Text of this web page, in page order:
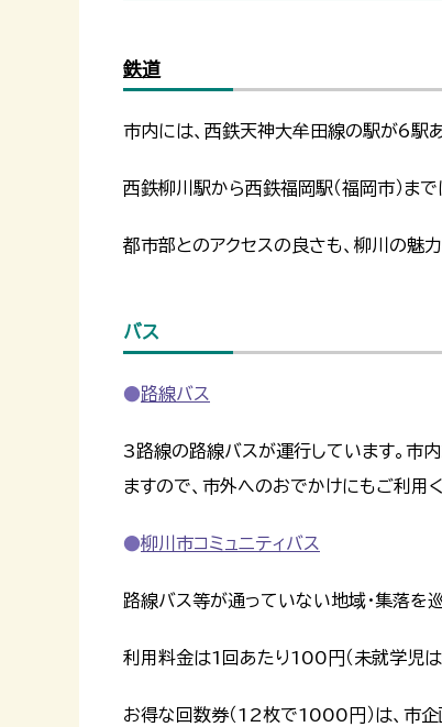
鉄道
市内には、西鉄天神大牟田線の駅が6駅あ
西鉄柳川駅から西鉄福岡駅（福岡市）ま
都市部とのアクセスの良さも、柳川の魅力
バス
路線バス
3路線の路線バスが運行しています。市
ますので、市外へのおでかけにもご利用く
柳川市コミュニティバス
路線バス等が通っていない地域・集落を
利用料金は1回あたり100円（未就学児は
お得な回数券（12枚で1000円）は、市